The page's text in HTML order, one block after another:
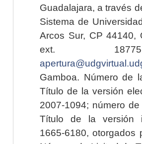
Guadalajara, a través
Sistema de
Arcos Sur, CP 44140,
ext.
Gamboa. Número de
Título de la versión
2007-1094; número
Título de la versión
1665-6180, otorgados